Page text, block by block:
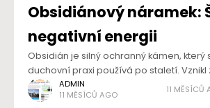
Obsidiánový náramek:
negativní energii
Obsidián je silný ochranný kámen, který
duchovní praxi používá po staletí. Vznikl
chladnoucí lávy a nese v sobě sílu
Náramek z
ADMIN
11 MĚSÍCŮ AGO
11 MĚSÍCŮ